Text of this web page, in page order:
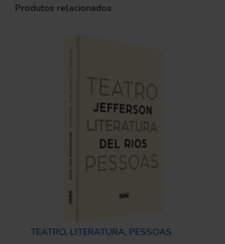
Produtos relacionados
TEATRO, LITERATURA, PESSOAS